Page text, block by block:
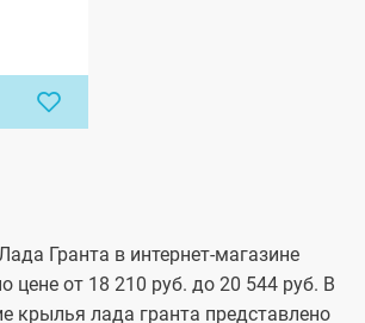
Гранта в интернет-магазине
цене от 18 210 руб. до 20 544 руб. В
крылья лада гранта представлено